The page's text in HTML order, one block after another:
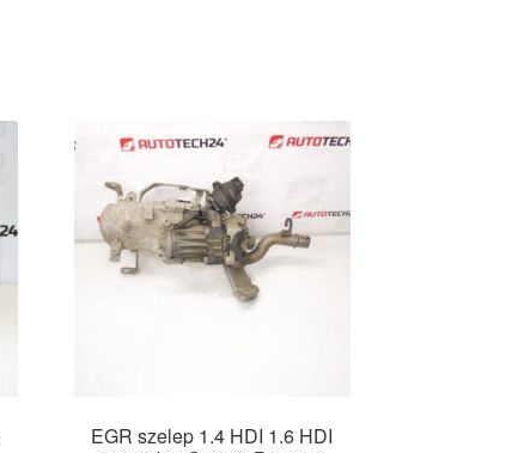
EGR szelep 1.4 HDI 1.6 HDI